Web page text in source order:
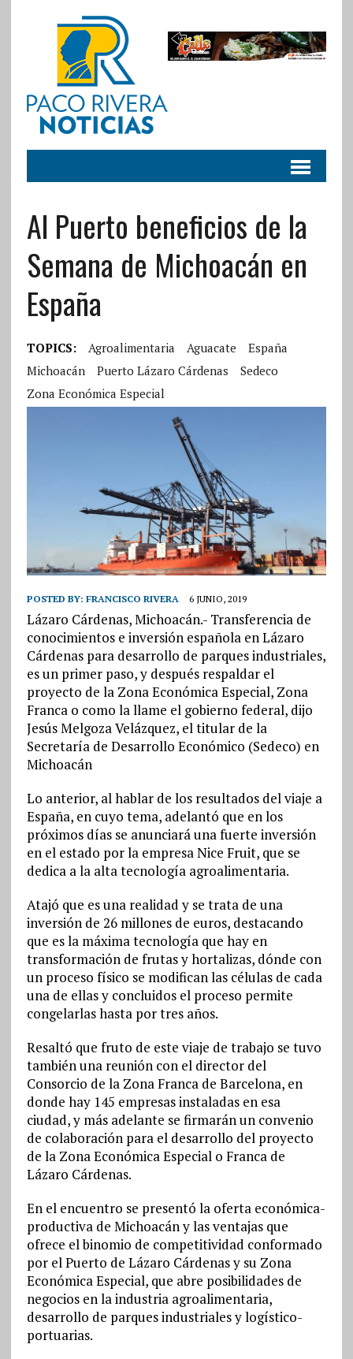
Al Puerto beneficios de la
Semana de Michoacán en
España
TOPICS: Agroalimentaria Aguacate
España
Michoacán
Puerto Lázaro Cárdenas
Sedeco
Zona Económica Especial
POSTED BY: FRANCISCO RIVERA 6 JUNIO, 2019
Lázaro Cárdenas, Michoacán.- Transferencia de
conocimientos e inversión española en Lázaro
Cárdenas para desarrollo de parques industriales,
es un primer paso, y después respaldar el
proyecto de la Zona Económica Especial, Zona
Franca o como la llame el gobierno federal, dijo
Jesús Melgoza Velázquez, el titular de la
Secretaría de Desarrollo Económico (Sedeco) en
Michoacán
Lo anterior, al hablar de los resultados del viaje a
España, en cuyo tema, adelantó que en los
próximos días se anunciará una fuerte inversión
en el estado por la empresa Nice Fruit, que se
dedica a la alta tecnología agroalimentaria.
Atajó que es una realidad y se trata de una
inversión de 26 millones de euros, destacando
que es la máxima tecnología que hay en
transformación de frutas y hortalizas, dónde con
un proceso físico se modifican las células de cada
una de ellas y concluidos el proceso permite
congelarlas hasta por tres años.
Resaltó que fruto de este viaje de trabajo se tuvo
también una reunión con el director del
Consorcio de la Zona Franca de Barcelona, en
donde hay 145 empresas instaladas en esa
ciudad, y más adelante se firmarán un convenio
de colaboración para el desarrollo del proyecto
de la Zona Económica Especial o Franca de
Lázaro Cárdenas.
En el encuentro se presentó la oferta económica-
productiva de Michoacán y las ventajas que
ofrece el binomio de competitividad conformado
por el Puerto de Lázaro Cárdenas y su Zona
Económica Especial, que abre posibilidades de
negocios en la industria agroalimentaria,
desarrollo de parques industriales y logístico-
portuarias.